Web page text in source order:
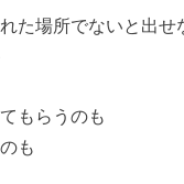
た場所でないと出せ
もらうのも
も